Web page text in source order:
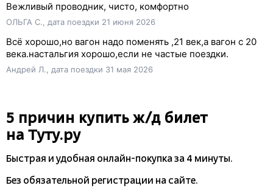
Вежливый проводник, чисто, комфортно
ОЛЬГА С., дата поездки 21 июня 2026
Всё хорошо,но вагон надо поменять ,21 век,а вагон с 20
века.настальгия хорошо,если не частые поездки.
Андрей Л., дата поездки 31 мая 2026
5 причин купить ж/д билет
на Туту.ру
Быстрая и удобная онлайн-покупказа 4 минуты.
Без обязательной регистрации на сайте.